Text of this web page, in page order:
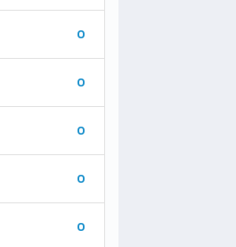
0
0
0
0
0